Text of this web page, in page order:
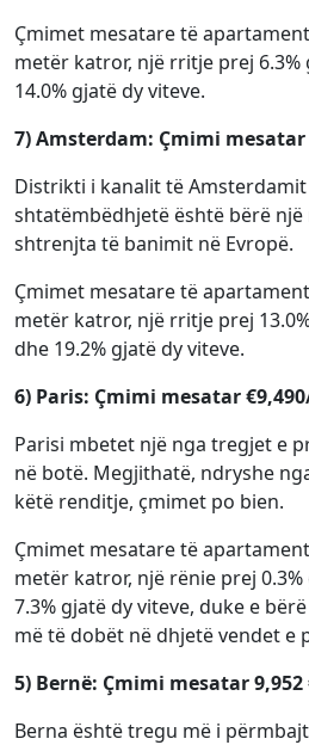
Çmimet mesatare të
metër katror, një rritje prej
14.0% gjatë dy viteve.
7) Amsterdam: Çmimi mesatar
Distrikti i kanalit të
shtatëmbëdhjetë është bërë
shtrenjta të banimit në Evropë.
Çmimet mesatare të
metër katror, një rritje prej
dhe 19.2% gjatë dy viteve.
6) Paris: Çmimi mesatar
Parisi mbetet një nga tregjet e
në botë. Megjithatë, ndryshe
këtë renditje, çmimet po bien.
Çmimet mesatare të
metër katror, një rënie prej
7.3% gjatë dy viteve, duke e
më të dobët në dhjetë vendet e
5) Bernë: Çmimi mesatar 9,952
Berna është tregu më i